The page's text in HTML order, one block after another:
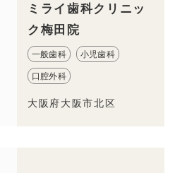
ミライ歯科クリニッ
ク梅田院
一般歯科 小児歯科
口腔外科
大阪府大阪市北区